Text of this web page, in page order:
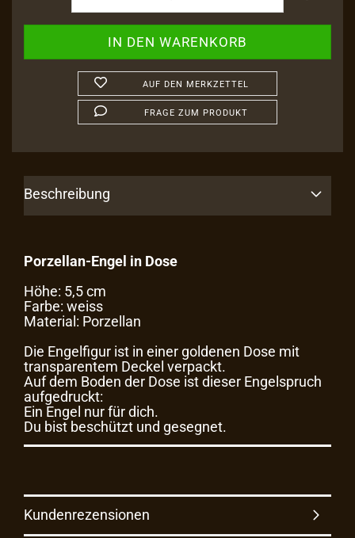
AUF DEN MERKZETTEL
FRAGE ZUM PRODUKT
Beschreibung
Porzellan-Engel in Dose
Höhe: 5,5 cm
Farbe: weiss
Material: Porzellan
Die Engelfigur ist in einer goldenen Dose mit
transparentem Deckel verpackt.
Auf dem Boden der Dose ist dieser Engelspruch
aufgedruckt:
Ein Engel nur für dich.
Du bist beschützt und gesegnet.
Kundenrezensionen